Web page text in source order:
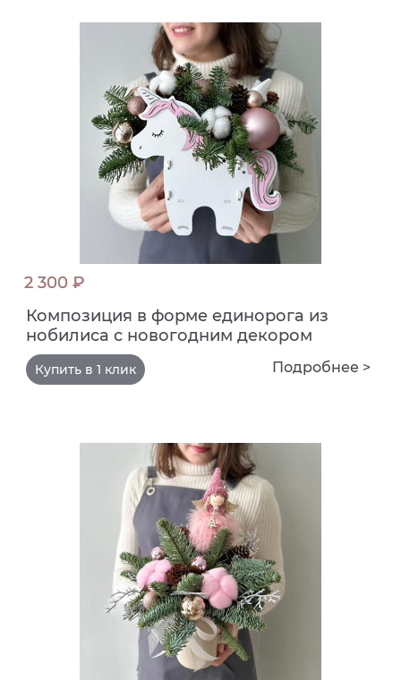
2 300 ₽
Композиция в форме единорога из
нобилиса с новогодним декором
Купить в 1 клик Подробнее >